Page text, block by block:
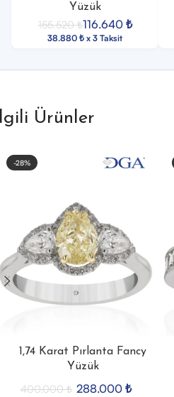
Yüzük
155.520₺116.640 ₺
38.880 ₺ x 3 Taksit
Ürünler
-28%
1,74 Karat Pırlanta Fancy
Yüzük
400.000₺ 288.000 ₺